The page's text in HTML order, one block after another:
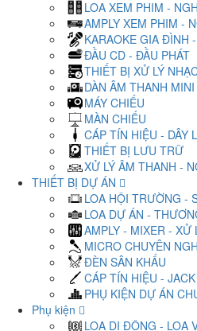
LOA XEM PHIM -
AMPLY XEM PHIM -
KARAOKE GIA ĐÌNH
ĐẦU CD - ĐẦU PHÁT
THIẾT BỊ XỬ LÝ
DÀN ÂM THANH
MÁY CHIẾU
MÀN CHIẾU
CÁP TÍN HIỆU - DÂY
THIẾT BỊ LƯU TRỮ
XỬ LÝ ÂM THANH -
THIẾT BỊ DỰ ÁN
LOA HỘI TRƯỜNG -
LOA DỰ ÁN -
AMPLY - MIXER - XỬ
MICRO CHUYÊN
ĐÈN SÂN KHẤU
CÁP TÍN HIỆU -
PHỤ KIỆN DỰ ÁN
Phụ kiện
LOA DI ĐỘNG - LOA